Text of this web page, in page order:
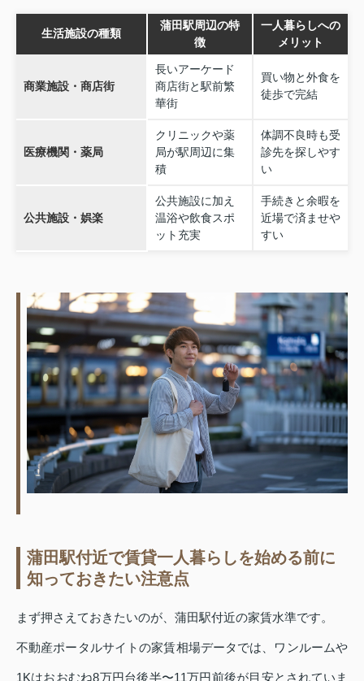
生活施設の種類
蒲田駅周辺の特
徴
一人暮らしへの
メリット
商業施設・商店街
長いアーケード
商店街と駅前繁
華街
買い物と外食を
徒歩で完結
医療機関・薬局
クリニックや薬
局が駅周辺に集
積
体調不良時も受
診先を探しやす
い
公共施設・娯楽
公共施設に加え
温浴や飲食スポ
ット充実
手続きと余暇を
近場で済ませや
すい
蒲田駅付近で賃貸一人暮らしを始める前に
知っておきたい注意点
まず押さえておきたいのが、蒲田駅付近の家賃水準です。
不動産ポータルサイトの家賃相場データでは、ワンルームや
1Kはおおむね8万円台後半〜11万円前後が目安とされていま